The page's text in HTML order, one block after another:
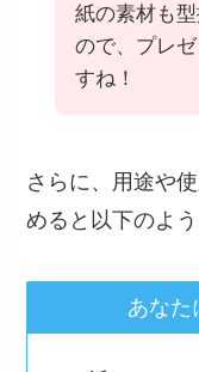
紙の素材も
ので、プレ
すね！
さらに、用途や
めると以下のよう
あなた